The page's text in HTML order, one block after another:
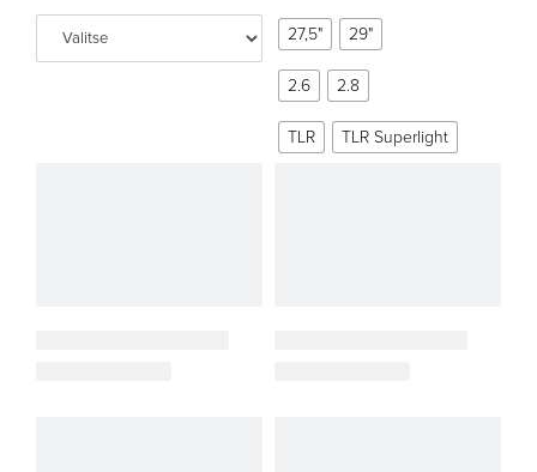
27,5" 29"
2.6 2.8
TLR TLR Superlight